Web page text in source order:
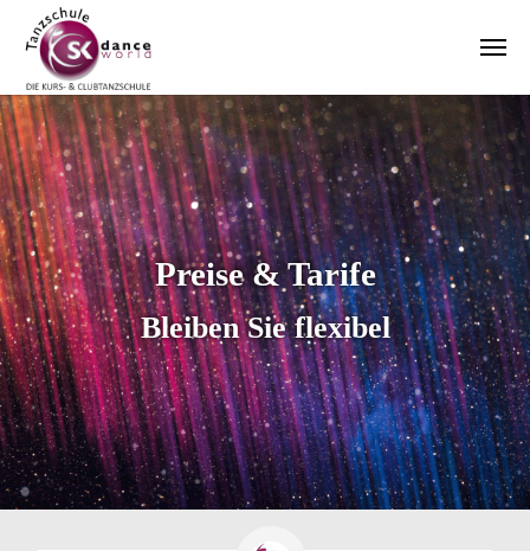
Zum Hauptinhalt springen
Preise & Tarife
Bleiben Sie flexibel